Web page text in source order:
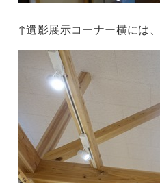
↑遺影展示コーナー横には